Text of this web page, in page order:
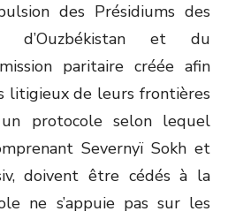
des Présidiums des
d’Ouzbékistan et du
paritaire créée afin
litigieux de leurs frontières
protocole selon lequel
Severnyï Sokh et
doivent être cédés à la
ne s’appuie pas sur les